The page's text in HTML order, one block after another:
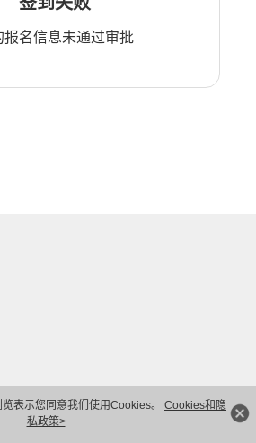
表示您同意我们使用Cookies。 Cookies和隐
私政策>
报名信息未通过审批